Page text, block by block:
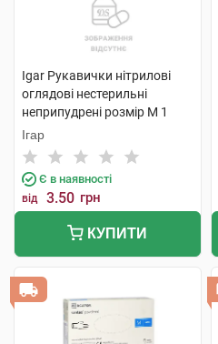
Igar Рукавички нітрилові
оглядові нестерильні
неприпудрені розмір M 1
пара
Ігар
Є в наявності
від 3.50 грн
КУПИТИ